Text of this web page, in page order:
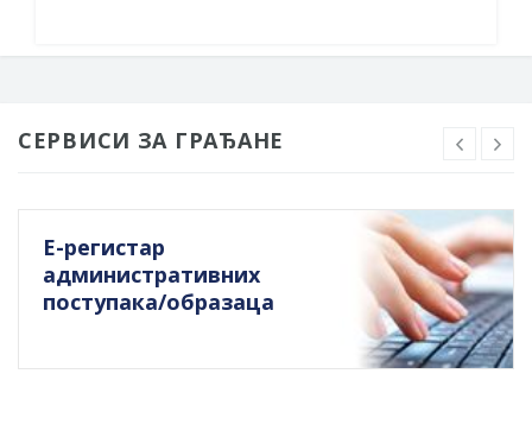
СЕРВИСИ ЗА ГРАЂАНЕ
Е-регистар
административних
поступака/образаца